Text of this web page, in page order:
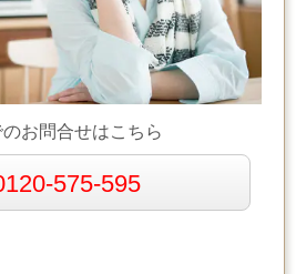
お問合せはこちら
575-595